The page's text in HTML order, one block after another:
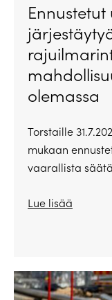
olemassa
Torstaille
mukaan
vaarallista
Lue lisää